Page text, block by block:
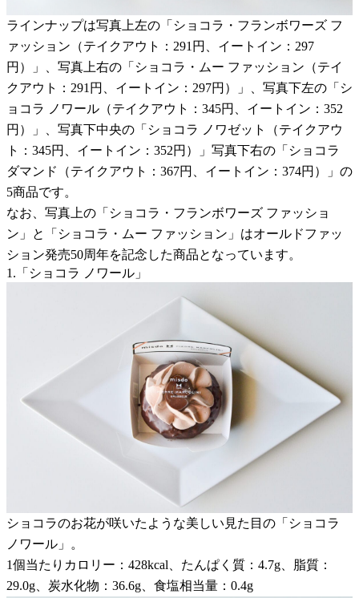
ラインナップは写真上左の「ショコラ・フランボワーズ フ
ァッション（テイクアウト：291円、イートイン：297
円）」、写真上右の「ショコラ・ムー ファッション（テイ
クアウト：291円、イートイン：297円）」、写真下左の「シ
ョコラ ノワール（テイクアウト：345円、イートイン：352
円）」、写真下中央の「ショコラ ノワゼット（テイクアウ
ト：345円、イートイン：352円）」写真下右の「ショコラ
ダマンド（テイクアウト：367円、イートイン：374円）」の
5商品です。
なお、写真上の「ショコラ・フランボワーズ ファッショ
ン」と「ショコラ・ムー ファッション」はオールドファッ
ション発売50周年を記念した商品となっています。
1.「ショコラ ノワール」
ショコラのお花が咲いたような美しい見た目の「ショコラ
ノワール」。
1個当たりカロリー：428kcal、たんぱく質：4.7g、脂質：
29.0g、炭水化物：36.6g、食塩相当量：0.4g